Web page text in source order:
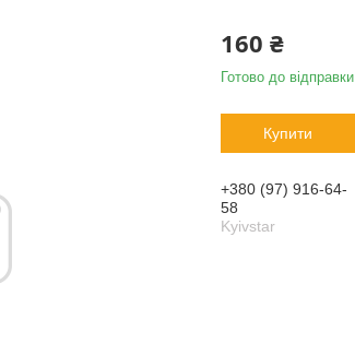
160 ₴
Готово до відправки
Купити
+380 (97) 916-64-
58
Kyivstar